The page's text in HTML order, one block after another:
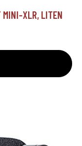
MINI-XLR, LITEN